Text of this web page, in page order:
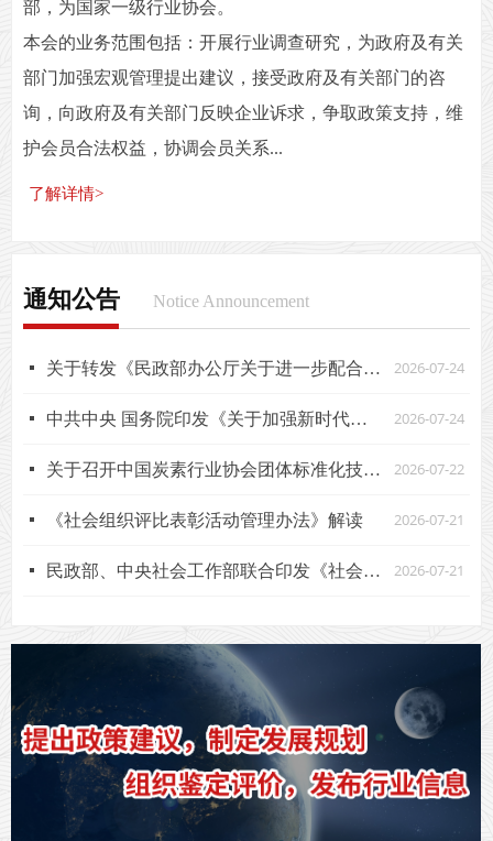
部，为国家一级行业协会。
本会的业务范围包括：开展行业调查研究，为政府及有关
部门加强宏观管理提出建议，接受政府及有关部门的咨
询，向政府及有关部门反映企业诉求，争取政策支持，维
护会员合法权益，协调会员关系...
了解详情>
通知公告 Notice Announcement
2026-07-24
넷 关于转发《民政部办公厅关于进一步配合做好打击整治非法社会组织工作的通知》的通知
2026-07-24
넷 中共中央 国务院印发《关于加强新时代社会工作的意见》
2026-07-22
넷 关于召开中国炭素行业协会团体标准化技术委员会2026年年会暨团标审查会的通知
2026-07-21
넷 《社会组织评比表彰活动管理办法》解读
2026-07-21
넷 民政部、中央社会工作部联合印发《社会组织评比表彰活动管理办法》